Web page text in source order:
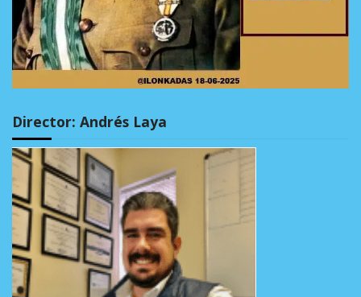
Director: Andrés Laya